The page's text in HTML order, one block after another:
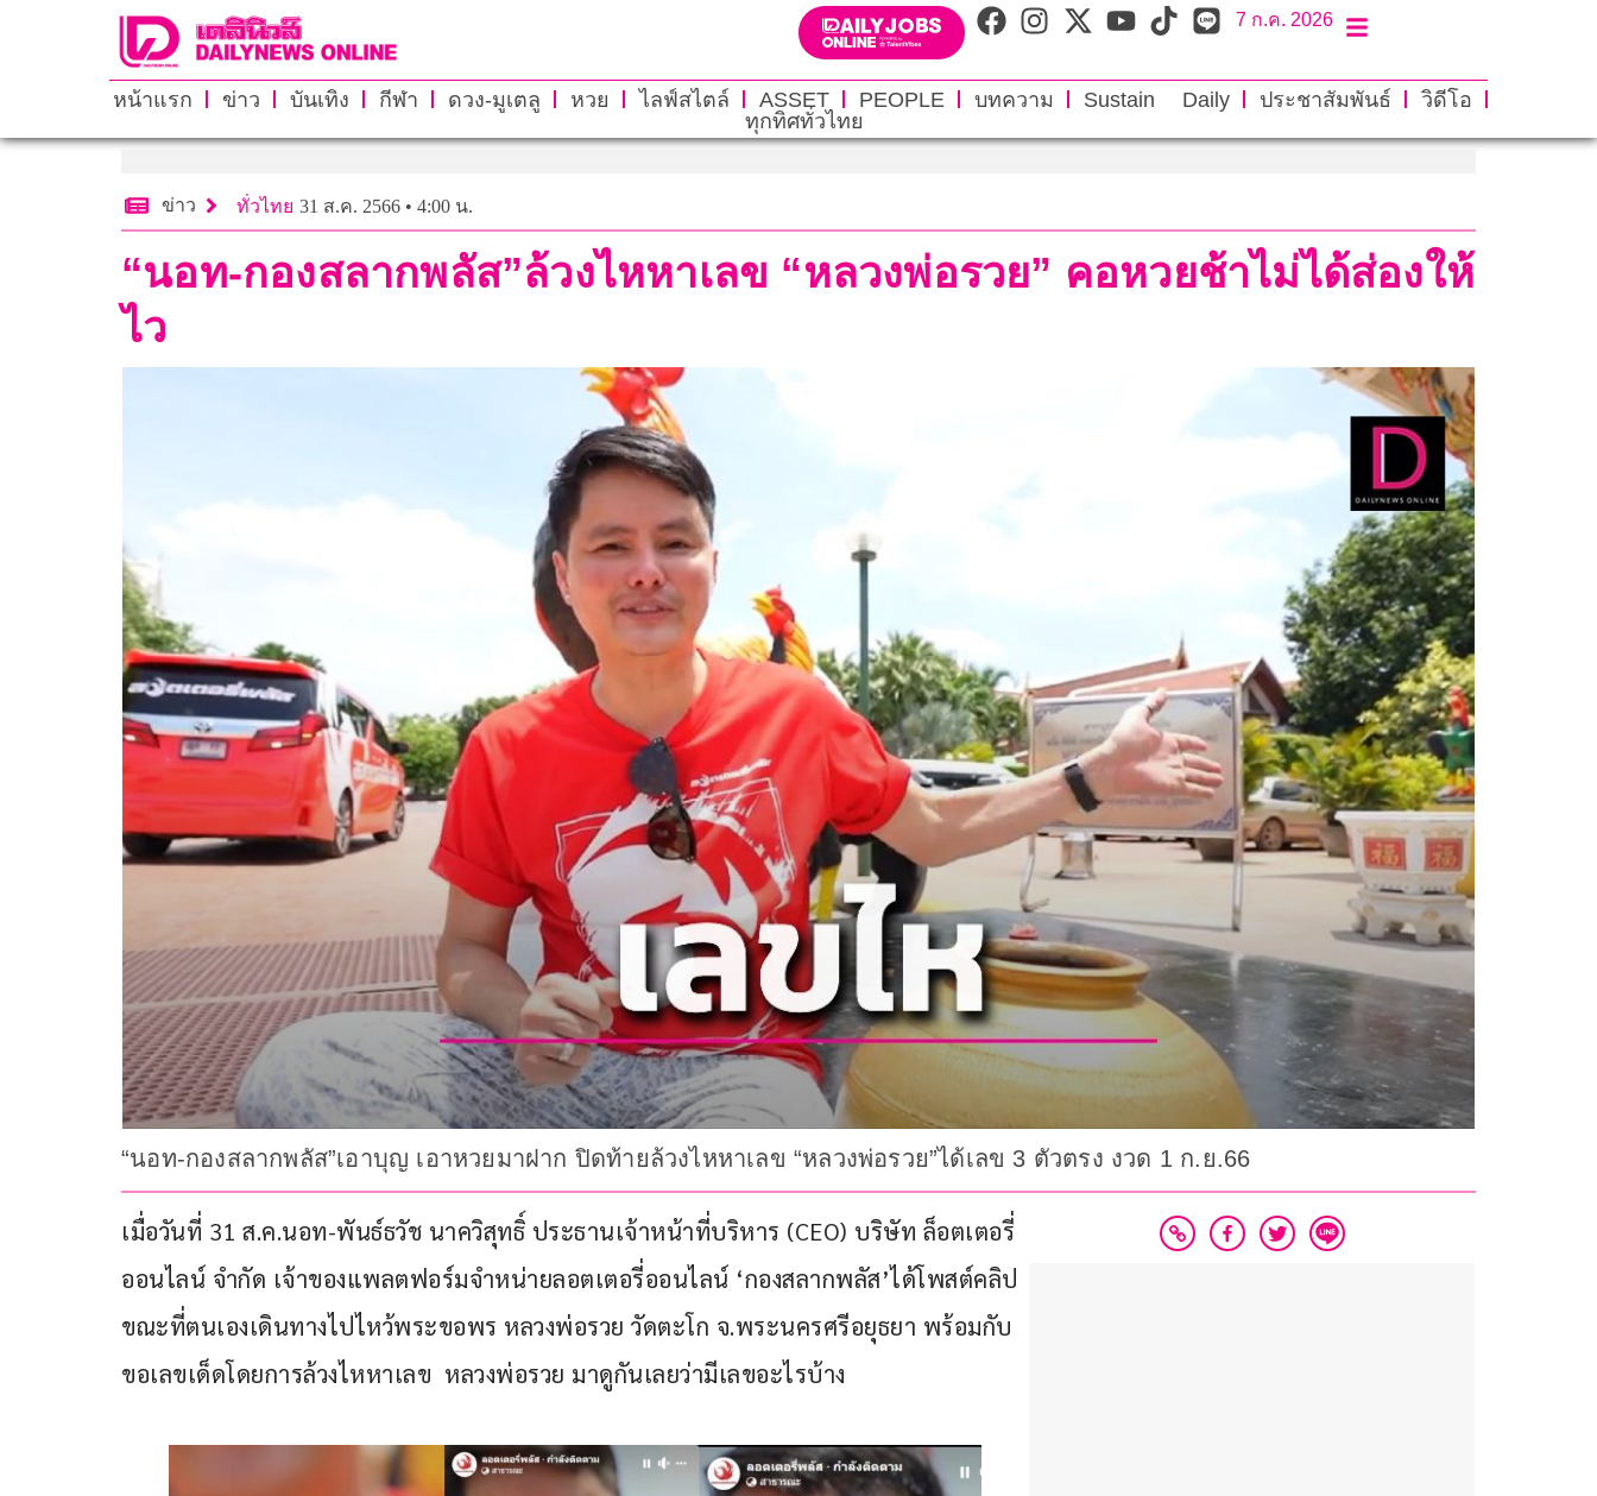
7 ก.ค. 2026
หน้าแรก ข่าว บันเทิง กีฬา ดวง-มูเตลู หวย ไลฟ์สไตล์ ASSET PEOPLE บทความ Sustain Daily ประชาสัมพันธ์
วิดีโอ
ทุกทิศทั่วไทย
ข่าว ทั่วไทย 31 ส.ค. 2566 • 4:00 น.
“นอท-กองสลากพลัส”ล้วงไหหาเลข “หลวงพ่อรวย” คอหวยช้าไม่ได้ส่องให้
ไว
“นอท-กองสลากพลัส”เอาบุญ เอาหวยมาฝาก ปิดท้ายล้วงไหหาเลข “หลวงพ่อรวย”ได้เลข 3 ตัวตรง งวด 1 ก.ย.66
เมื่อวันที่ 31 ส.ค.นอท-พันธ์ธวัช นาควิสุทธิ์ ประธานเจ้าหน้าที่บริหาร (CEO) บริษัท ล็อตเตอรี่
ออนไลน์ จำกัด เจ้าของแพลตฟอร์มจำหน่ายลอตเตอรี่ออนไลน์ ‘กองสลากพลัส’ได้โพสต์คลิป
ขณะที่ตนเองเดินทางไปไหว้พระขอพร หลวงพ่อรวย วัดตะโก จ.พระนครศรีอยุธยา พร้อมกับ
ขอเลขเด็ดโดยการล้วงไหหาเลข  หลวงพ่อรวย มาดูกันเลยว่ามีเลขอะไรบ้าง